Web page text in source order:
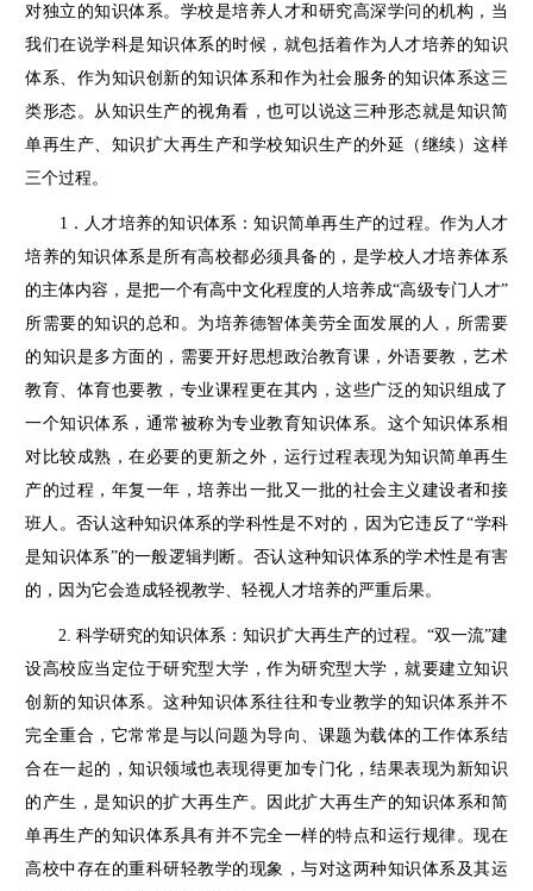
对独立的知识体系。学校是培养人才和研究高深学问的机构，当
我们在说学科是知识体系的时候，就包括着作为人才培养的知识
体系、作为知识创新的知识体系和作为社会服务的知识体系这三
类形态。从知识生产的视角看，也可以说这三种形态就是知识简
单再生产、知识扩大再生产和学校知识生产的外延（继续）这样
三个过程。
1．人才培养的知识体系：知识简单再生产的过程。作为人才
培养的知识体系是所有高校都必须具备的，是学校人才培养体系
的主体内容，是把一个有高中文化程度的人培养成“高级专门人才”
所需要的知识的总和。为培养德智体美劳全面发展的人，所需要
的知识是多方面的，需要开好思想政治教育课，外语要教，艺术
教育、体育也要教，专业课程更在其内，这些广泛的知识组成了
一个知识体系，通常被称为专业教育知识体系。这个知识体系相
对比较成熟，在必要的更新之外，运行过程表现为知识简单再生
产的过程，年复一年，培养出一批又一批的社会主义建设者和接
班人。否认这种知识体系的学科性是不对的，因为它违反了“学科
是知识体系”的一般逻辑判断。否认这种知识体系的学术性是有害
的，因为它会造成轻视教学、轻视人才培养的严重后果。
2. 科学研究的知识体系：知识扩大再生产的过程。“双一流”建
设高校应当定位于研究型大学，作为研究型大学，就要建立知识
创新的知识体系。这种知识体系往往和专业教学的知识体系并不
完全重合，它常常是与以问题为导向、课题为载体的工作体系结
合在一起的，知识领域也表现得更加专门化，结果表现为新知识
的产生，是知识的扩大再生产。因此扩大再生产的知识体系和简
单再生产的知识体系具有并不完全一样的特点和运行规律。现在
高校中存在的重科研轻教学的现象，与对这两种知识体系及其运